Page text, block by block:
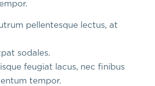
pellentesque lectus, at
sodales.
feugiat lacus, nec finibus
tempor.